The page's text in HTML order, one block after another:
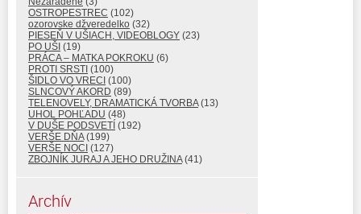
OSTROPESTREC (102)
ozorovske džveredelko (32)
PIESEŇ V UŠIACH, VIDEOBLOGY (23)
PO UŠI (19)
PRÁCA – MATKA POKROKU (6)
PROTI SRSTI (100)
ŠIDLO VO VRECI (100)
SLNCOVÝ AKORD (89)
TELENOVELY, DRAMATICKÁ TVORBA(13)
UHOL POHĽADU (48)
V DUŠE PODSVETÍ (192)
VERŠE DŇA(199)
VERŠE NOCI (127)
ZBOJNÍK JURAJ A JEHO DRUŽINA(41)
Archív